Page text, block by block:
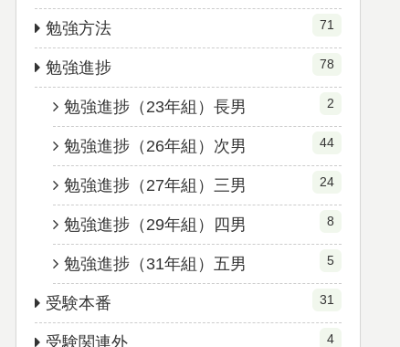
勉強方法 71
勉強進捗 78
勉強進捗（23年組）長男 2
勉強進捗（26年組）次男 44
勉強進捗（27年組）三男 24
勉強進捗（29年組）四男 8
勉強進捗（31年組）五男 5
受験本番 31
受験関連外 4